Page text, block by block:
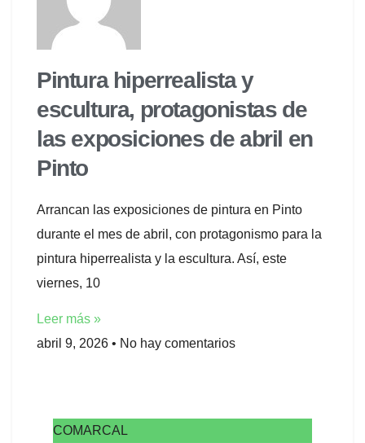
Pintura hiperrealista y
escultura, protagonistas de
las exposiciones de abril en
Pinto
Arrancan las exposiciones de pintura en Pinto
durante el mes de abril, con protagonismo para la
pintura hiperrealista y la escultura. Así, este
viernes, 10
Leer más »
abril 9, 2026
No hay comentarios
COMARCAL